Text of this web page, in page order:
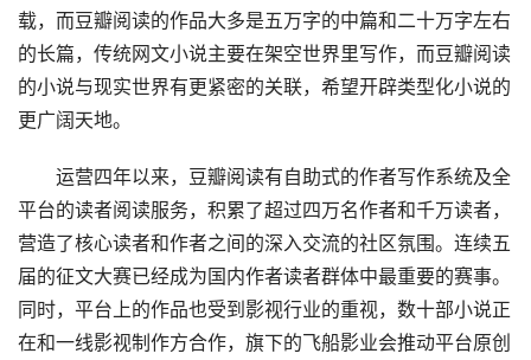
载，而豆瓣阅读的作品大多是五万字的中篇和二十万字左右
的长篇，传统网文小说主要在架空世界里写作，而豆瓣阅读
的小说与现实世界有更紧密的关联，希望开辟类型化小说的
更广阔天地。
运营四年以来，豆瓣阅读有自助式的作者写作系统及全
平台的读者阅读服务，积累了超过四万名作者和千万读者，
营造了核心读者和作者之间的深入交流的社区氛围。连续五
届的征文大赛已经成为国内作者读者群体中最重要的赛事。
同时，平台上的作品也受到影视行业的重视，数十部小说正
在和一线影视制作方合作，旗下的飞船影业会推动平台原创